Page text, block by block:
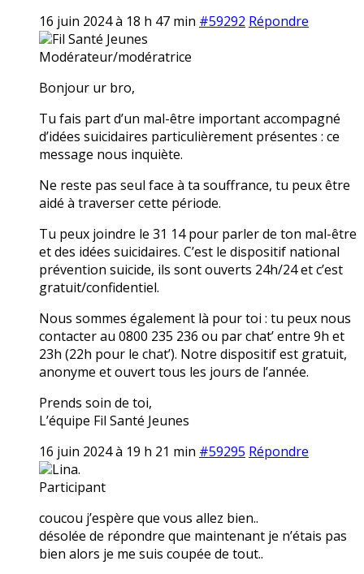
16 juin 2024 à 18 h 47 min #59292 Répondre
Fil Santé Jeunes
Modérateur/modératrice
Bonjour ur bro,
Tu fais part d’un mal-être important accompagné
d’idées suicidaires particulièrement présentes : ce
message nous inquiète.
Ne reste pas seul face à ta souffrance, tu peux être
aidé à traverser cette période.
Tu peux joindre le 31 14 pour parler de ton mal-être
et des idées suicidaires. C’est le dispositif national
prévention suicide, ils sont ouverts 24h/24 et c’est
gratuit/confidentiel.
Nous sommes également là pour toi : tu peux nous
contacter au 0800 235 236 ou par chat’ entre 9h et
23h (22h pour le chat’). Notre dispositif est gratuit,
anonyme et ouvert tous les jours de l’année.
Prends soin de toi,
L’équipe Fil Santé Jeunes
16 juin 2024 à 19 h 21 min #59295 Répondre
Lina.
Participant
coucou j’espère que vous allez bien..
désolée de répondre que maintenant je n’étais pas
bien alors je me suis coupée de tout..